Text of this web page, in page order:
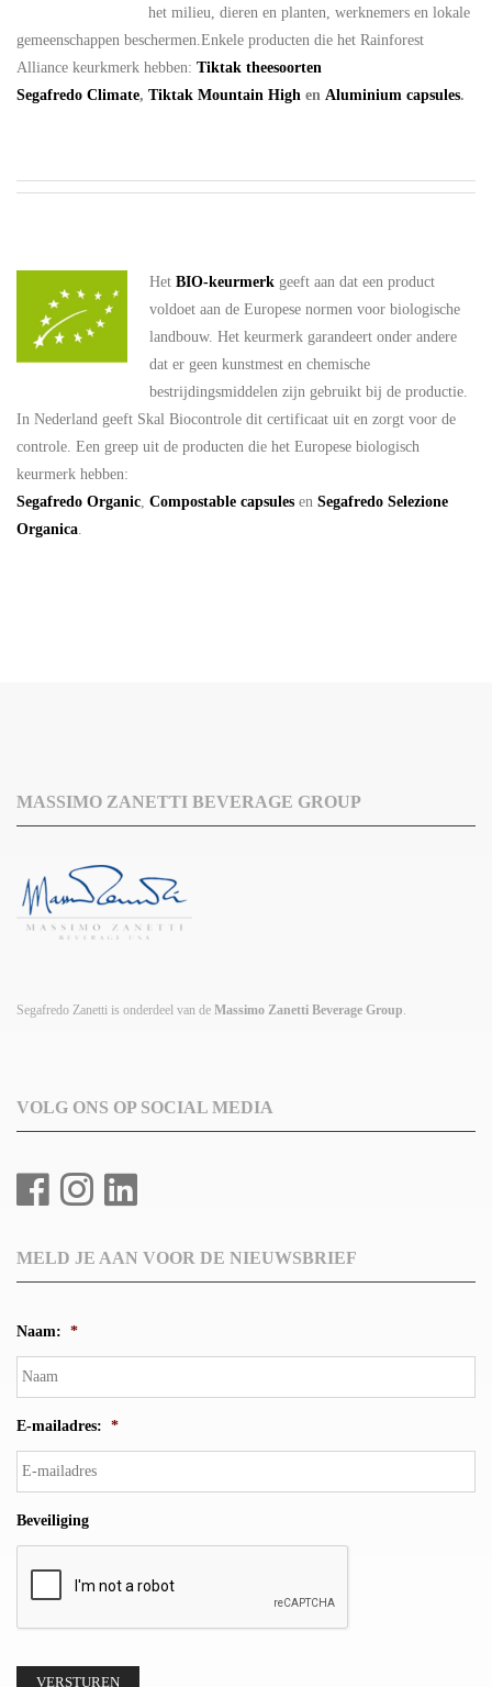
het milieu, dieren en planten, werknemers en lokale
gemeenschappen beschermen.Enkele producten die het Rainforest
Alliance keurkmerk hebben: Tiktak theesoorten
Segafredo Climate, Tiktak Mountain High en Aluminium capsules.
Het BIO-keurmerk geeft aan dat een product
voldoet aan de Europese normen voor biologische
landbouw. Het keurmerk garandeert onder andere
dat er geen kunstmest en chemische
bestrijdingsmiddelen zijn gebruikt bij de productie.
In Nederland geeft Skal Biocontrole dit certificaat uit en zorgt voor de
controle. Een greep uit de producten die het Europese biologisch
keurmerk hebben:
Segafredo Organic, Compostable capsules en Segafredo Selezione
Organica.
MASSIMO ZANETTI BEVERAGE GROUP
Segafredo Zanetti is onderdeel van de Massimo Zanetti Beverage Group.
VOLG ONS OP SOCIAL MEDIA
MELD JE AAN VOOR DE NIEUWSBRIEF
Naam: *
E-mailadres: *
Beveiliging
VERSTUREN